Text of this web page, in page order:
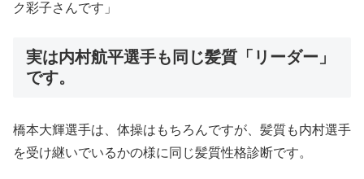
ク彩子さんです」
実は内村航平選手も同じ髪質「リーダー」
です。
橋本大輝選手は、体操はもちろんですが、髪質も内村選手
を受け継いでいるかの様に同じ髪質性格診断です。